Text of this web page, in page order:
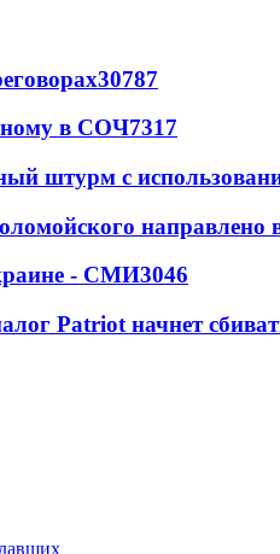
30787
в СОЧ7317
штурм с
направлено
- СМИ3046
Patriot начнет